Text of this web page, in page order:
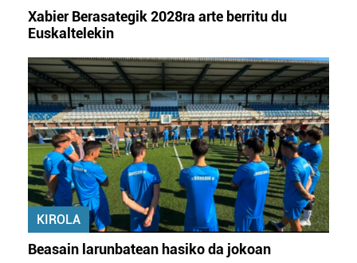
Xabier Berasategik 2028ra arte berritu du
Euskaltelekin
KIROLA
Beasain larunbatean hasiko da jokoan